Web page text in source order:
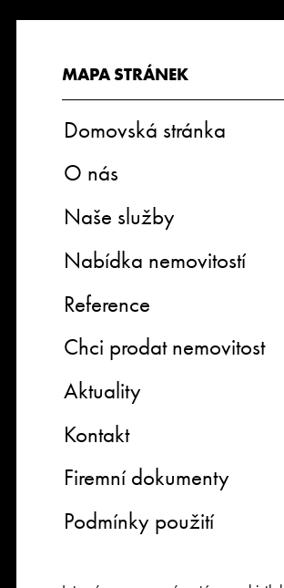
MAPA STRÁNEK
Domovská stránka
O nás
Naše služby
Nabídka nemovitostí
Reference
Chci prodat nemovitost
Aktuality
Kontakt
Firemní dokumenty
Podmínky použití